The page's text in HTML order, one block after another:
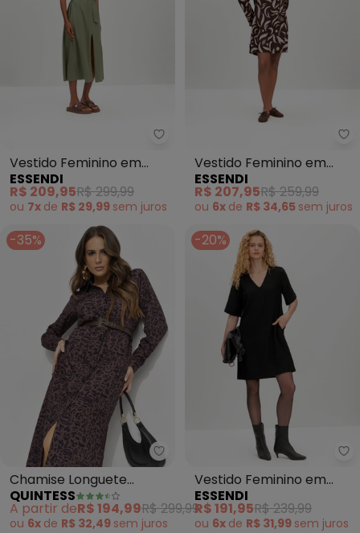
Essendi - Vestido Feminino em
Vestido Feminino em
Meia Malha (Verde)
ESSENDI
R$ 209,95R$ 299,99
ou 7x de R$ 29,99 sem juros
Vestido Feminino em
Viscose (Marrom)
ESSENDI
R$ 207,95R$ 259,99
ou 6x de R$ 34,65 sem juros
-35%
Quintess - Chamise Longuete
Chamise Longuete
Animal Print em
Alfaiataria com Botões
QUINTESS
A partir deR$ 194,99R$ 299,99
ou 6x de R$ 32,49 sem juros
-20%
Vestido Feminino em
Alfaiataria (Preto)
ESSENDI
R$ 191,95R$ 239,99
ou 6x de R$ 31,99 sem juros